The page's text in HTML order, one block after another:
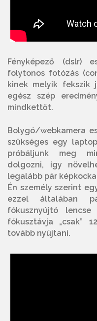
Fényképező (dslr)
folytonos fotózás
kinek melyik fekszik
egész szép
mindkettőt.
Bolygó/webkamera
szükséges egy
próbáljunk meg
dolgozni, így
legalább pár
Én személy szerint
ezzel általában
fókusznyújtó
fókusztávja „csak”
tovább nyújtani.